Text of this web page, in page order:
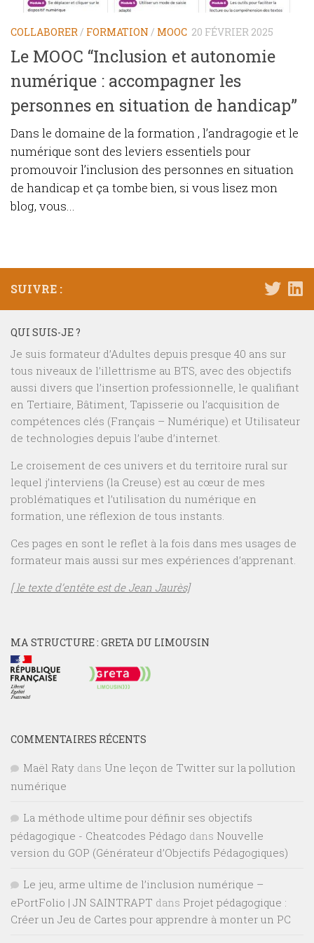
COLLABORER/ FORMATION / MOOC 20 FÉVRIER 2025
Le MOOC “Inclusion et autonomie
numérique : accompagner les
personnes en situation de handicap”
Dans le domaine de la formation , l’andragogie et le
numérique sont des leviers essentiels pour
promouvoir l’inclusion des personnes en situation
de handicap et ça tombe bien, si vous lisez mon
blog, vous...
SUIVRE :
QUI SUIS-JE ?
Je suis formateur d’Adultes depuis presque 40 ans sur
tous niveaux de l’illettrisme au BTS, avec des objectifs
aussi divers que l’insertion professionnelle, le qualifiant
en Tertiaire, Bâtiment, Tapisserie ou l’acquisition de
compétences clés (Français – Numérique) et Utilisateur
de technologies depuis l’aube d’internet.
Le croisement de ces univers et du territoire rural sur
lequel j’interviens (la Creuse) est au cœur de mes
problématiques et l’utilisation du numérique en
formation, une réflexion de tous instants.
Ces pages en sont le reflet à la fois dans mes usages de
formateur mais aussi sur mes expériences d’apprenant.
[ le texte d’entête est de Jean Jaurès]
MA STRUCTURE : GRETA DU LIMOUSIN
COMMENTAIRES RÉCENTS
Maël Raty dans Une leçon de Twitter sur la pollution
numérique
La méthode ultime pour définir ses objectifs
pédagogique - Cheatcodes Pédago dans Nouvelle
version du GOP (Générateur d’Objectifs Pédagogiques)
Le jeu, arme ultime de l’inclusion numérique –
ePortFolio | JN SAINTRAPT dans Projet pédagogique :
Créer un Jeu de Cartes pour apprendre à monter un PC